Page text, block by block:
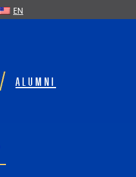
EN
ALUMNI